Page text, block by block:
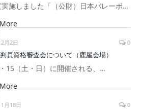
施しました「（公財）日本バレーボ…
月2日 0
員資格審査会について（鹿屋会場）
15（土・日）に開催される、…
月18日 0